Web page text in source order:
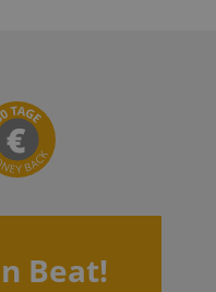
Beat!